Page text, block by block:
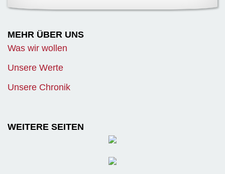
MEHR ÜBER UNS
Was wir wollen
Unsere Werte
Unsere Chronik
WEITERE SEITEN